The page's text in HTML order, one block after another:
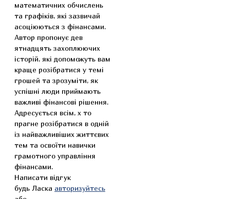
математичних обчислень
та графіків, які зазвичай
асоціюються з фінансами.
Автор пропонує дев
ятнадцять захоплюючих
історій, які допоможуть вам
краще розібратися у темі
грошей та зрозуміти, як
успішні люди приймають
важливі фінансові рішення.
Адресується всім, х то
прагне розібратися в одній
із найважливіших життєвих
тем та освоїти навички
грамотного управління
фінансами.
Написати відгук
будь Ласка авторизуйтесь